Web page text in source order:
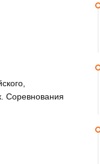
Соревнования